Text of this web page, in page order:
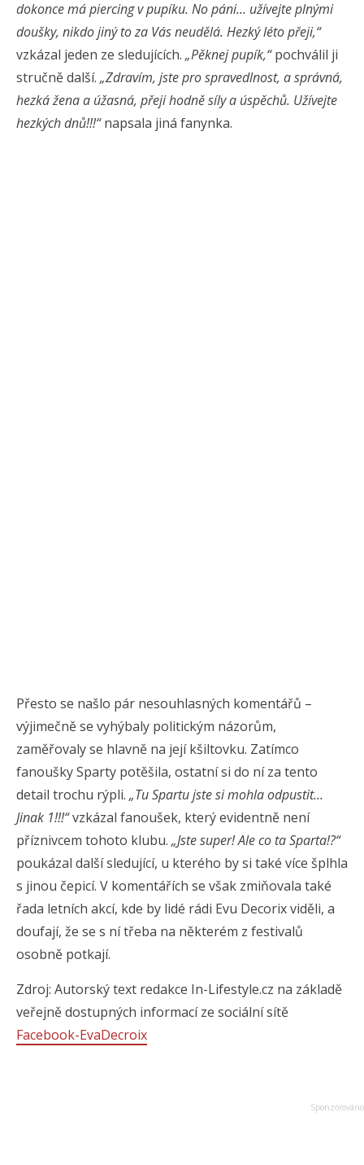
dokonce má piercing v pupíku. No páni… užívejte plnými
doušky, nikdo jiný to za Vás neudělá. Hezký léto přeji,“
vzkázal jeden ze sledujících. „Pěknej pupík,“pochválil ji
stručně další. „Zdravím, jste pro spravedlnost, a správná,
hezká žena a úžasná, přeji hodně síly a úspěchů. Užívejte
hezkých dnů!!!“napsala jiná fanynka.
Přesto se našlo pár nesouhlasných komentářů –
výjimečně se vyhýbaly politickým názorům,
zaměřovaly se hlavně na její kšiltovku. Zatímco
fanoušky Sparty potěšila, ostatní si do ní za tento
detail trochu rýpli. „Tu Spartu jste si mohla odpustit…
Jinak 1!!!“vzkázal fanoušek, který evidentně není
příznivcem tohoto klubu. „Jste super! Ale co ta Sparta!?“
poukázal další sledující, u kterého by si také více šplhla
s jinou čepicí. V komentářích se však zmiňovala také
řada letních akcí, kde by lidé rádi Evu Decorix viděli, a
doufají, že se s ní třeba na některém z festivalů
osobně potkají.
Zdroj: Autorský text redakce In-Lifestyle.cz na základě
veřejně dostupných informací ze sociální sítě
Facebook-EvaDecroix